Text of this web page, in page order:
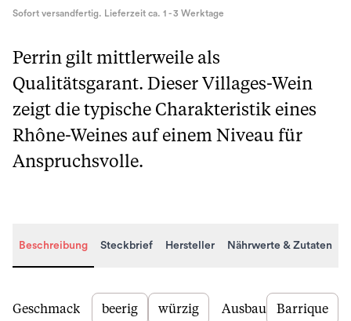
Sofort versandfertig. Lieferzeit ca. 1 - 3 Werktage
Perrin gilt mittlerweile als
Qualitätsgarant. Dieser Villages-Wein
zeigt die typische Charakteristik eines
Rhône-Weines auf einem Niveau für
Anspruchsvolle.
Beschreibung Steckbrief Hersteller Nährwerte & Zutaten
Beschreibung
Geschmack beerig würzig Ausbau Barrique